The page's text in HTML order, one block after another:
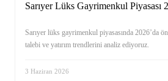
Sarıyer Lüks Gayrimenkul Piyasası
Sarıyer lüks gayrimenkul piyasasında 2026’da
talebi ve yatırım trendlerini analiz ediyoruz.
3 Haziran 2026